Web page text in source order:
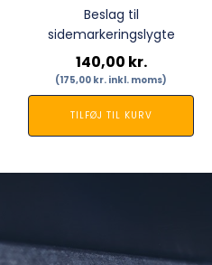
Beslag til
sidemarkeringslygte
140,00 kr.
(175,00 kr. inkl. moms)
TILFØJ TIL KURV